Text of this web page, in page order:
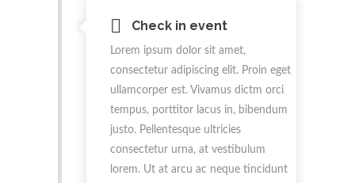
Check in event
Lorem ipsum dolor sit amet,
consectetur adipiscing elit. Proin eget
ullamcorper est. Vivamus dictm orci
tempus, porttitor lacus in, bibendum
justo. Pellentesque ultricies
consectetur urna, at vestibulum
lorem. Ut at arcu ac neque tincidunt